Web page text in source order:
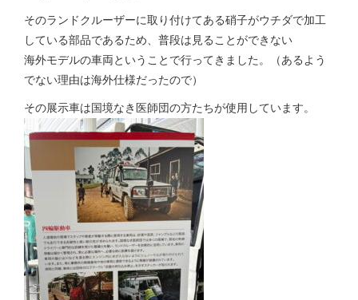
そのランドクルーザーに取り付けてある硝子がウチダで加工
している部品であるため、普段は見ることができない
海外モデルの車両ということで行ってきました。（あるよう
でない理由は海外仕様だったので）
その展示車は国境なき医師団の方たちが使用しています。